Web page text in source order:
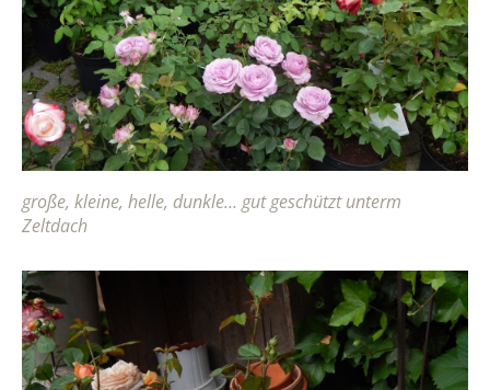
große, kleine, helle, dunkle… gut geschützt unterm
Zeltdach